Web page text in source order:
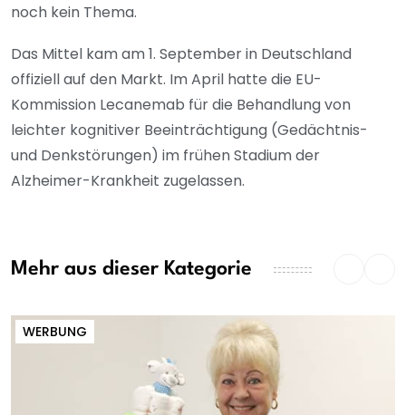
noch kein Thema.
Das Mittel kam am 1. September in Deutschland
offiziell auf den Markt. Im April hatte die EU-
Kommission Lecanemab für die Behandlung von
leichter kognitiver Beeinträchtigung (Gedächtnis-
und Denkstörungen) im frühen Stadium der
Alzheimer-Krankheit zugelassen.
Mehr aus dieser Kategorie
WERBUNG